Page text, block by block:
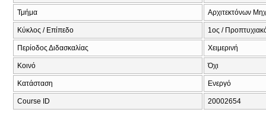
Τμήμα Αρχιτεκτόνων
Κύκλος / Επίπεδο 1ος /
Περίοδος Διδασκαλίας Χειμερινή
Κοινό Όχι
Κατάσταση Ενεργό
Course ID 20002654